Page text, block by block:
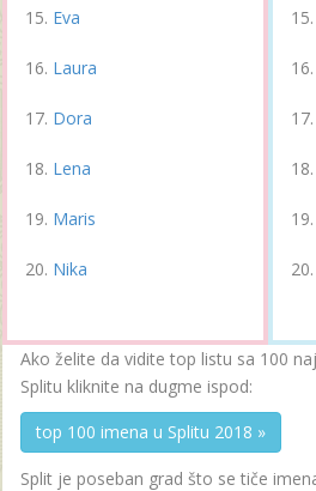
Eva
Laura
Dora
Lena
Maris
Nika
Ako želite da vidite top listu sa 100
Splitu kliknite na dugme ispod:
top 100 imena u Splitu 2018 »
Split je poseban grad što se tiče